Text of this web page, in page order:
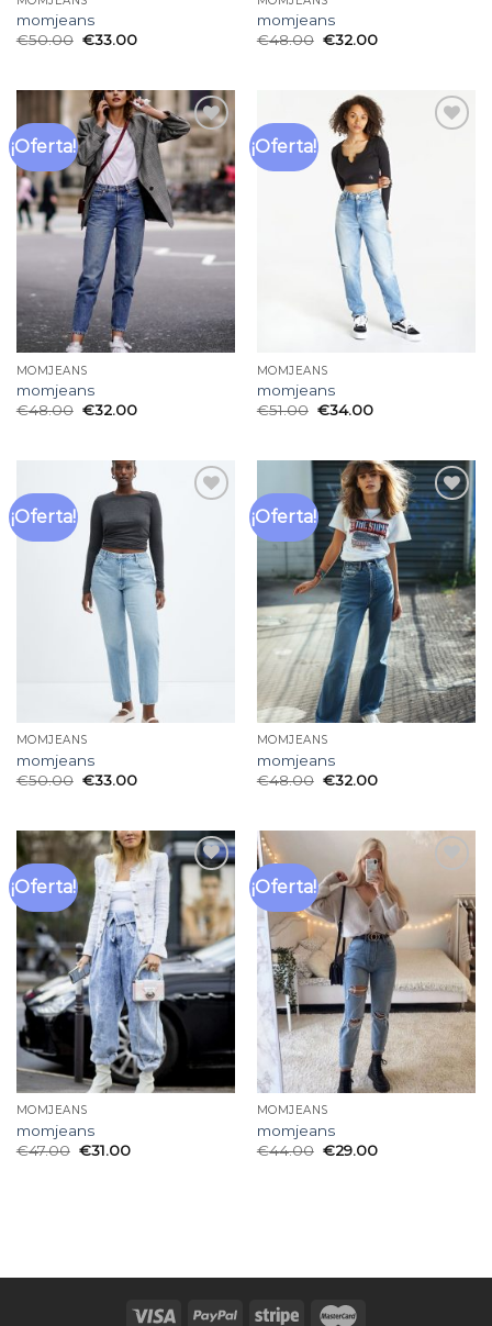
momjeans
€50.00 €33.00
momjeans
€48.00 €32.00
¡Oferta!
Añadir
a la
lista
de
deseos
MOMJEANS
momjeans
€48.00 €32.00
¡Oferta!
MOMJEANS
momjeans
€51.00 €34.00
¡Oferta!
MOMJEANS
momjeans
€50.00 €33.00
¡Oferta!
Añadir
a la
lista
de
deseos
MOMJEANS
momjeans
€48.00 €32.00
¡Oferta!
Añadir
a la
lista
de
deseos
MOMJEANS
momjeans
€47.00 €31.00
¡Oferta!
a la
lista
de
deseos
MOMJEANS
momjeans
€44.00 €29.00